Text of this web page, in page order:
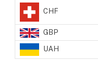
CHF
GBP
UAH